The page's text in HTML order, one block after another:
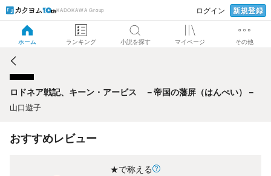
KADOKAWA Group ログイン 新規登録
ホーム ランキング 小説を探す マイページ その他
ロドネア戦記、キーン・アービス －帝国の藩屏（はんぺ
い）－
ロドネア戦記、キーン・アービス －帝国の藩屏（はんぺい）－
山口遊子
おすすめレビュー
★で称える